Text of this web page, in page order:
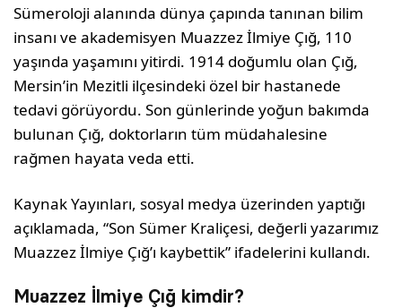
Sümeroloji alanında dünya çapında tanınan bilim
insanı ve akademisyen Muazzez İlmiye Çığ, 110
yaşında yaşamını yitirdi. 1914 doğumlu olan Çığ,
Mersin’in Mezitli ilçesindeki özel bir hastanede
tedavi görüyordu. Son günlerinde yoğun bakımda
bulunan Çığ, doktorların tüm müdahalesine
rağmen hayata veda etti.
Kaynak Yayınları, sosyal medya üzerinden yaptığı
açıklamada, “Son Sümer Kraliçesi, değerli yazarımız
Muazzez İlmiye Çığ’ı kaybettik” ifadelerini kullandı.
Muazzez İlmiye Çığ kimdir?